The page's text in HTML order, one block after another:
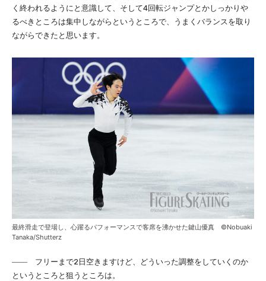
く終われるようにと意識して、そして4回転ジャンプとかしっかりや
るべきところは集中しながらというところで、うまくバランスを取り
ながらできたと思います。
最終滑走で登場し、心躍るパフォーマンスで客席を沸かせた鍵山優真 ©Nobuaki
Tanaka/Shutterz
―― フリーまで2日空きますけど、どういった調整をしていくのか
というところと狙うところは。